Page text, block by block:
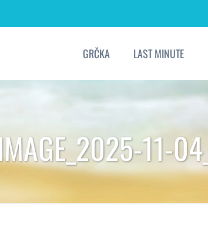
GRČKA LAST MINUTE
11-